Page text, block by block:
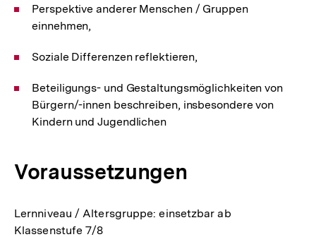
Perspektive anderer Menschen / Gruppen
einnehmen,
Soziale Differenzen reflektieren,
Beteiligungs- und Gestaltungsmöglichkeiten von
Bürgern/-innen beschreiben, insbesondere von
Kindern und Jugendlichen
Voraussetzungen
Lernniveau / Altersgruppe: einsetzbar ab
Klassenstufe 7/8